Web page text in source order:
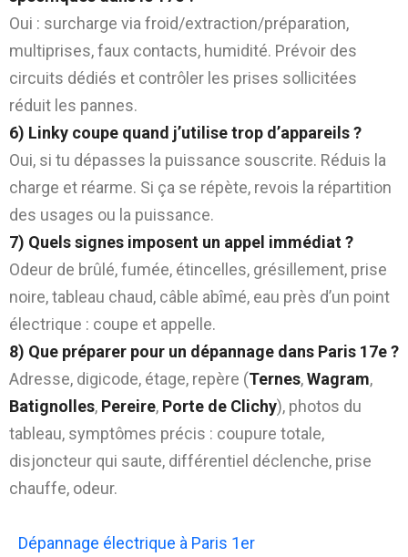
Oui : surcharge via froid/extraction/préparation,
multiprises, faux contacts, humidité. Prévoir des
circuits dédiés et contrôler les prises sollicitées
réduit les pannes.
6) Linky coupe quand j’utilise trop d’appareils ?
Oui, si tu dépasses la puissance souscrite. Réduis la
charge et réarme. Si ça se répète, revois la répartition
des usages ou la puissance.
7) Quels signes imposent un appel immédiat ?
Odeur de brûlé, fumée, étincelles, grésillement, prise
noire, tableau chaud, câble abîmé, eau près d’un point
électrique : coupe et appelle.
8) Que préparer pour un dépannage dans Paris 17e ?
Adresse, digicode, étage, repère (Ternes,Wagram,
Batignolles, Pereire, Porte de Clichy), photos du
tableau, symptômes précis : coupure totale,
disjoncteur qui saute, différentiel déclenche, prise
chauffe, odeur.
Dépannage électrique à Paris 1er